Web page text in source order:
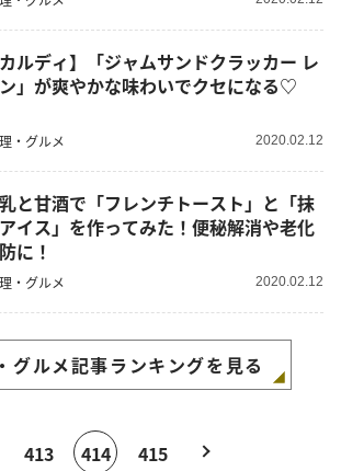
カルディ】「ジャムサンドクラッカー レ
」が爽やかな味わいでクセになる♡
・グルメ 2020.02.12
と甘酒で「フレンチトースト」と「抹
イス」を作ってみた！便秘解消や老化
に！
・グルメ 2020.02.12
グルメ記事ランキングを見る
413 414 415